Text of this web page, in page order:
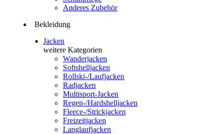
Anderes Zubehör
Bekleidung
Jacken
weitere Kategorien
Wanderjacken
Softshelljacken
Rollski-/Laufjacken
Radjacken
Multisport-Jacken
Regen-/Hardshelljacken
Fleece-/Strickjacken
Freizeitjacken
Langlaufjacken